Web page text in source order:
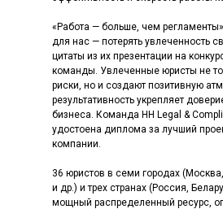
«Работа — больше, чем
для нас — потерять увлеченность
цитаты из их презентации на
команды. Увлеченные юристы не
риски, но и создают позитивную
результативность укрепляет
бизнеса. Команда HH Legal &
удостоена диплома за лучший
компании.
36 юристов в семи городах
и др.) и трех странах (Россия,
мощный распределенный ресурс,